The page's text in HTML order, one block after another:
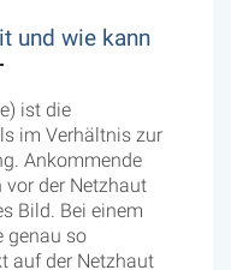
und wie kann
ist die
im Verhältnis zur
Ankommende
der Netzhaut
Bild. Bei einem
genau so
auf der Netzhaut